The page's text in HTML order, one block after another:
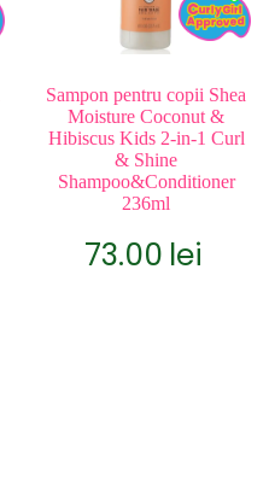
Sampon pentru copii Shea
Moisture Coconut &
Hibiscus Kids 2-in-1 Curl
& Shine
Shampoo&Conditioner
236ml
73.00 lei